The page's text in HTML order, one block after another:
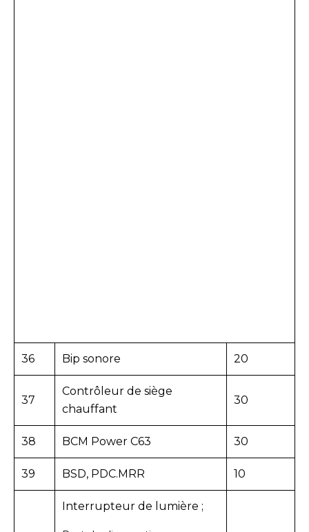
36 Bip sonore 20
37
Contrôleur de siège
chauffant
30
38 BCM Power C63 30
39 BSD, PDC.MRR 10
Interrupteur de lumière ;